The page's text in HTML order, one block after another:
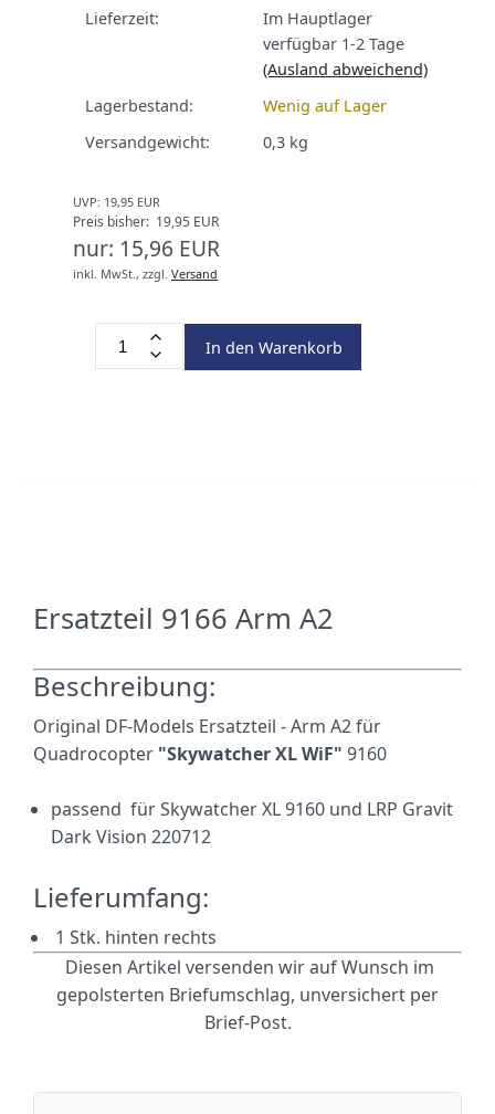
Lieferzeit:
Im Hauptlager
verfügbar 1-2 Tage
(Ausland abweichend)
Lagerbestand:
Wenig auf Lager
Versandgewicht:
0,3 kg
UVP: 19,95 EUR
Preis bisher: 19,95 EUR
nur: 15,96 EUR
inkl. MwSt., zzgl. Versand
In den Warenkorb
Ersatzteil 9166 Arm A2
Beschreibung:
Original DF-Models Ersatzteil - Arm A2 für
Quadrocopter "Skywatcher XL WiF" 9160
passend für Skywatcher XL 9160 und LRP Gravit
Dark Vision 220712
Lieferumfang:
1 Stk. hinten rechts
Diesen Artikel versenden wir auf Wunsch im
gepolsterten Briefumschlag, unversichert per
Brief-Post.